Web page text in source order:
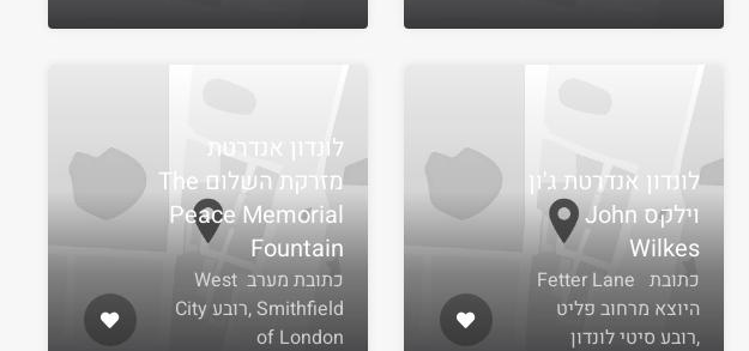
לונדון אנדרטת ג'ון
וילקס John
Wilkes
היוצא מרחוב פליט
,רובע סיטי לונדון
לונדון אנדרטת
מזרקת השלום The
Peace Memorial
Fountain
כתובת מערב West
Smithfield ,רובע City
of London